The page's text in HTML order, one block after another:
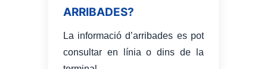
ARRIBADES?
La informació d’arribades es pot
consultar en línia o dins de la